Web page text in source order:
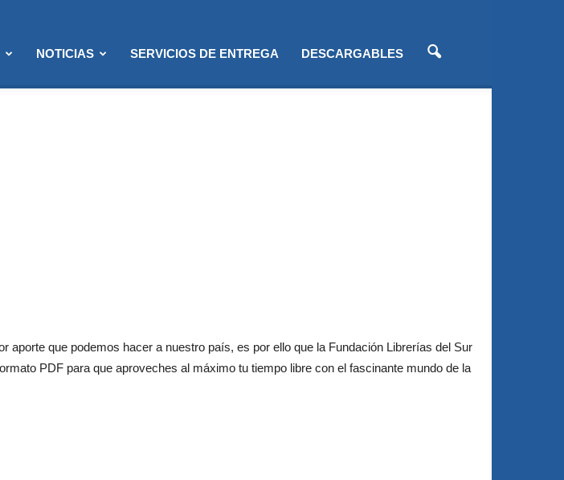
NOTICIAS SERVICIOS DE ENTREGA DESCARGABLES
aporte que podemos hacer a nuestro país, es por ello que la Fundación Librerías del Sur
PDF para que aproveches al máximo tu tiempo libre con el fascinante mundo de la